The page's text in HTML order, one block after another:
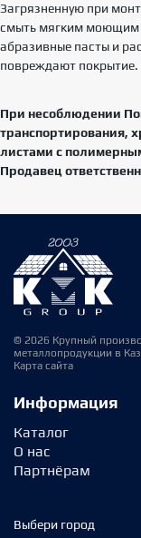
Загрязненную при
смыть мягким моющим
абразивные пасты и
повреждают покрытие.
При несоблюдении
транспортирования,
листами с
Продавец
© 2026 Крупный
металлопродукции в
Карта сайта
Информация
Каталог
О нас
Партнёрам
Выбери город